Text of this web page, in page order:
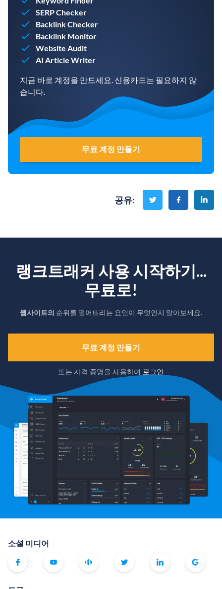
SERP Checker
Backlink Checker
Backlink Monitor
Website Audit
AI Article Writer
지금 바로 계정을 만드세요. 신용카드는 필요하지 않
습니다.
무료 계정 만들기
공유:
랭크트래커 사용 시작하기...
무료로!
웹사이트의 순위를 떨어뜨리는 요인이 무엇인지 알아보세요.
무료 계정 만들기
또는 자격 증명을 사용하여 로그인
소셜 미디어